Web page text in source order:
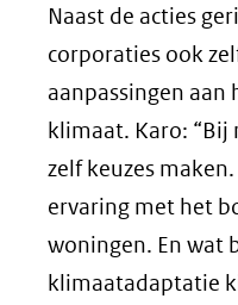
Naast de acties
corporaties ook
aanpassingen aan
klimaat. Karo:
zelf keuzes
ervaring met het
woningen. En wat
klimaatadaptatie